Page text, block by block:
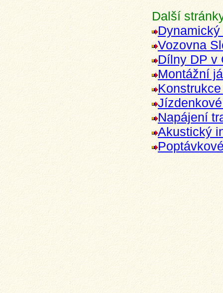
Další
Vozovna
Dílny DP v
Montážní
Napájení
Akustický